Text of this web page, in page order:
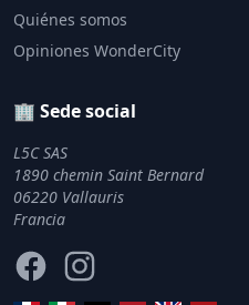
Quiénes somos
Opiniones WonderCity
🏢 Sede social
L5C SAS
1890 chemin Saint Bernard
06220 Vallauris
Francia
FacebookInstagram